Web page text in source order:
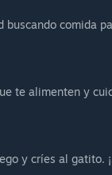
comida
te alimenten y
y críes al gatito.